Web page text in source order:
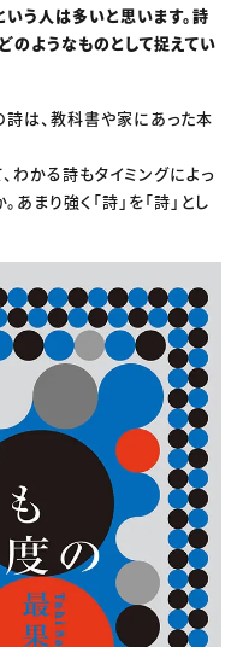
う人は多いと思います。詩
のようなものとして捉えてい
は、教科書や家にあった本
わかる詩もタイミングによっ
まり強く「詩」を「詩」とし